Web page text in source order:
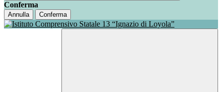
Conferma
Annulla Conferma